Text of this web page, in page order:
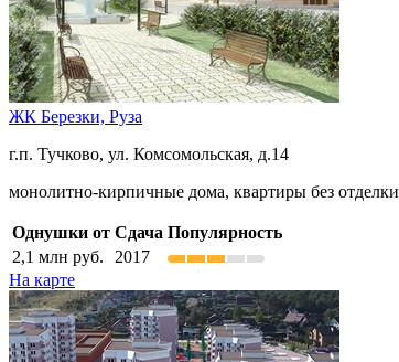
ЖК Березки, Руза
г.п. Тучково, ул. Комсомольская, д.14
монолитно-кирпичные дома, квартиры без отделки
Однушки от Сдача Популярность
2,1 млн руб.
2017
На карте